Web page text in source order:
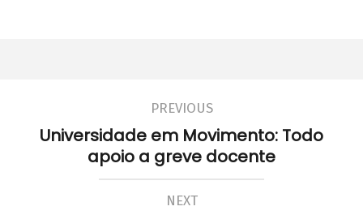
PREVIOUS
Universidade em Movimento: Todo
apoio a greve docente
NEXT